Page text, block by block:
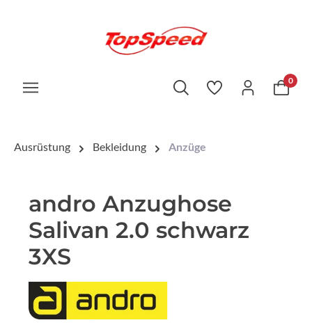
0
Ausrüstung Bekleidung Anzüge
andro Anzughose
Salivan 2.0 schwarz
3XS